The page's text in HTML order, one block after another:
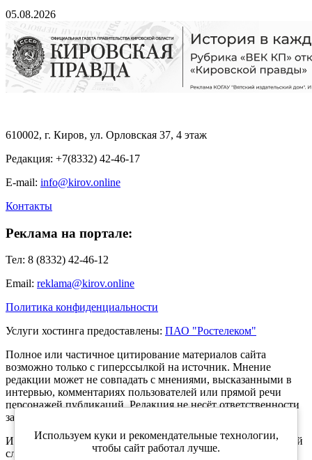
05.08.2026
610002, г. Киров, ул. Орловская 37, 4 этаж
Редакция: +7(8332) 42-46-17
E-mail: info@kirov.online
Контакты
Реклама на портале:
Тел: 8 (8332) 42-46-12
Email: reklama@kirov.online
Политика конфиденциальности
Услуги хостинга предоставлены: ПАО "Ростелеком"
Полное или частичное цитирование материалов сайта
возможно только с гиперссылкой на источник. Мнение
редакции может не совпадать с мнениями, высказанными в
интервью, комментариях пользователей или прямой речи
персонажей публикаций. Редакция не несёт ответственности
за текст комментариев читателей.
Интернет-портал Kirov.online зарегистрирован в Федеральной
службе по надзору в сфере связи, информационных
Используем куки и рекомендательные технологии,
чтобы сайт работал лучше.